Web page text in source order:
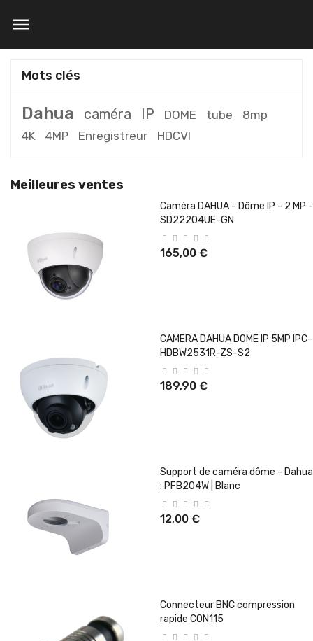

Mots clés
Dahua caméra IP DOME tube
8mp
4K
4MP Enregistreur HDCVI
Meilleures ventes
Caméra DAHUA - Dôme IP - 2 MP -
SD22204UE-GN
165,00 €
CAMERA DAHUA DOME IP 5MP IPC-
HDBW2531R-ZS-S2
189,90 €
Support de caméra dôme - Dahua
: PFB204W | Blanc
12,00 €
Connecteur BNC compression
rapide CON115